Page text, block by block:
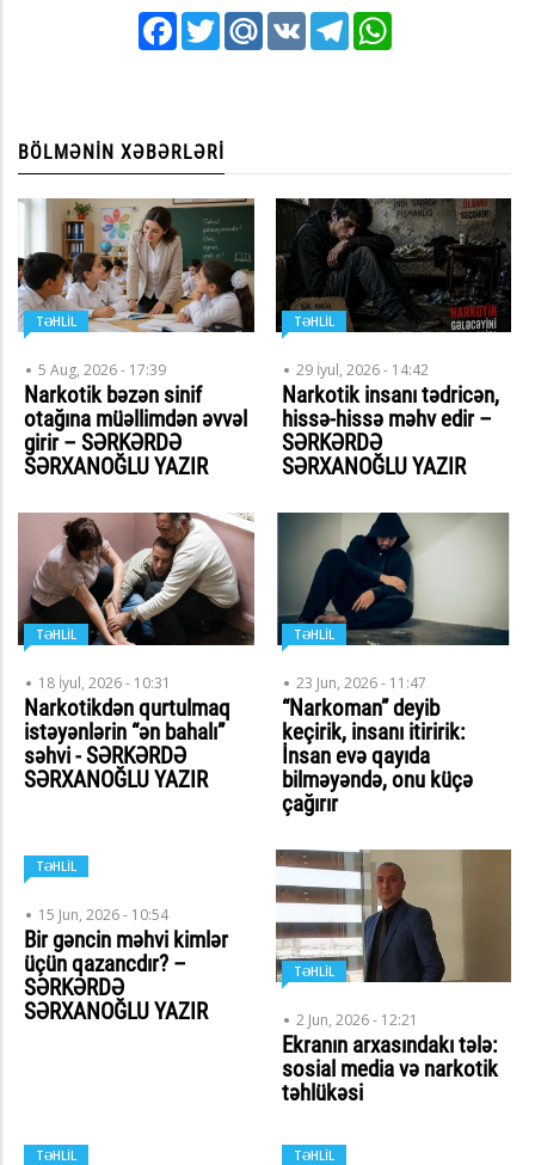
FacebookTwitterMail.RuVK Telegram
BÖLMƏNIN XƏBƏRLƏRI
TƏHLİL
5 Aug, 2026 - 17:39
Narkotik bəzən sinif
otağına müəllimdən əvvəl
girir – SƏRKƏRDƏ
SƏRXANOĞLU YAZIR
TƏHLİL
29 İyul, 2026 - 14:42
Narkotik insanı tədricən,
hissə-hissə məhv edir –
SƏRKƏRDƏ
SƏRXANOĞLU YAZIR
TƏHLİL
18 İyul, 2026 - 10:31
Narkotikdən qurtulmaq
istəyənlərin “ən bahalı”
səhvi - SƏRKƏRDƏ
SƏRXANOĞLU YAZIR
TƏHLİL
23 Jun, 2026 - 11:47
“Narkoman” deyib
keçirik, insanı itiririk:
İnsan evə qayıda
bilməyəndə, onu küçə
çağırır
TƏHLİL
15 Jun, 2026 - 10:54
Bir gəncin məhvi kimlər
üçün qazancdır? –
SƏRKƏRDƏ
SƏRXANOĞLU YAZIR
TƏHLİL
2 Jun, 2026 - 12:21
Ekranın arxasındakı tələ:
sosial media və narkotik
təhlükəsi
TƏHLİL TƏHLİL